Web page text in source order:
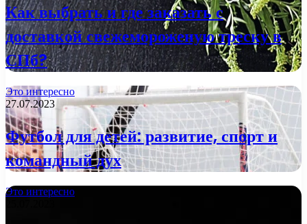
Как выбрать и где заказать с
доставкой свежемороженую треску в
СПб?
Это интересно
27.07.2023
Футбол для детей: развитие, спорт и
командный дух
Это интересно